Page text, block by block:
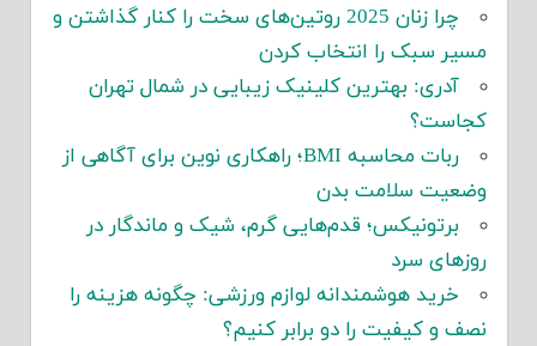
چرا زنان 2025 روتین‌های سخت را کنار گذاشتن و
مسیر سبک را انتخاب کردن
آدری: بهترین کلینیک زیبایی در شمال تهران
کجاست؟
ربات محاسبه BMI؛ راهکاری نوین برای آگاهی از
وضعیت سلامت بدن
برتونیکس؛ قدم‌هایی گرم، شیک و ماندگار در
روزهای سرد
خرید هوشمندانه لوازم ورزشی: چگونه هزینه را
نصف و کیفیت را دو برابر کنیم؟